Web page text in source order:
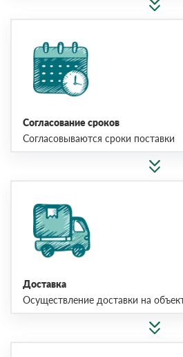
Согласование сроков
Согласовываются сроки поставки
Доставка
Осуществление доставки на